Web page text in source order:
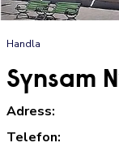
Handla
Synsam
Adress:
Telefon: